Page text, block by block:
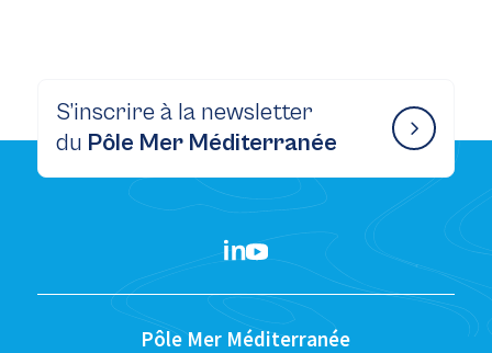
S’inscrire à la newsletter
du Pôle Mer Méditerranée
Pôle Mer Méditerranée